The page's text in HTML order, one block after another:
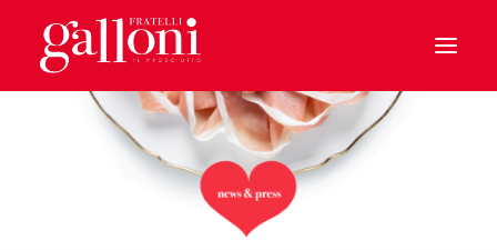
HOME
IL PROSCIUTTO
CHI SIAMO